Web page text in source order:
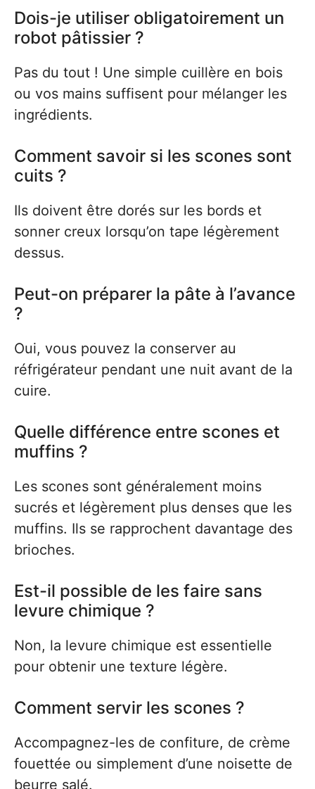
Dois-je utiliser obligatoirement un
robot pâtissier ?
Pas du tout ! Une simple cuillère en bois
ou vos mains suffisent pour mélanger les
ingrédients.
Comment savoir si les scones sont
cuits ?
Ils doivent être dorés sur les bords et
sonner creux lorsqu’on tape légèrement
dessus.
Peut-on préparer la pâte à l’avance
?
Oui, vous pouvez la conserver au
réfrigérateur pendant une nuit avant de la
cuire.
Quelle différence entre scones et
muffins ?
Les scones sont généralement moins
sucrés et légèrement plus denses que les
muffins. Ils se rapprochent davantage des
brioches.
Est-il possible de les faire sans
levure chimique ?
Non, la levure chimique est essentielle
pour obtenir une texture légère.
Comment servir les scones ?
Accompagnez-les de confiture, de crème
fouettée ou simplement d’une noisette de
beurre salé.